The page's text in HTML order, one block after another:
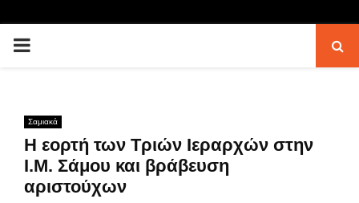
PRIMARY
Σαμιακά
Η εορτή των Τριών Ιεραρχών στην
Ι.Μ. Σάμου και βράβευση
αριστούχων